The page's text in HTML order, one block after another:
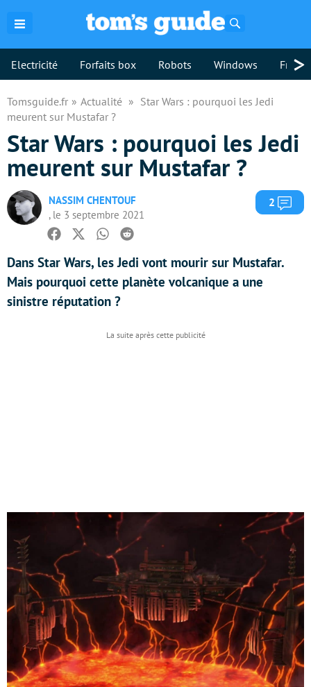
Electricité Forfaits box Robots Windows >
Tomsguide.fr Actualité
Star Wars : pourquoi les Jedi
meurent sur Mustafar ?
Star Wars : pourquoi les Jedi
meurent sur Mustafar ?
NASSIM CHENTOUF
, le 3 septembre 2021
2
Facebook
TwitterWhatsapp
Reddit
Dans Star Wars, les Jedi vont mourir sur Mustafar.
Mais pourquoi cette planète volcanique a une
sinistre réputation ?